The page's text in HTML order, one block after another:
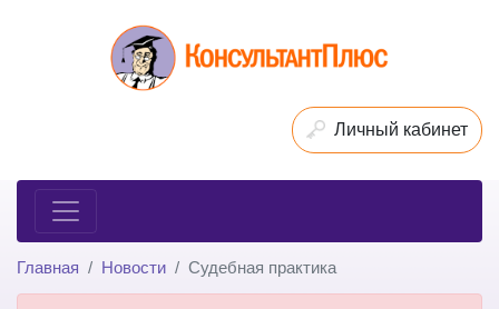
Личный кабинет
Главная Новости Судебная практика